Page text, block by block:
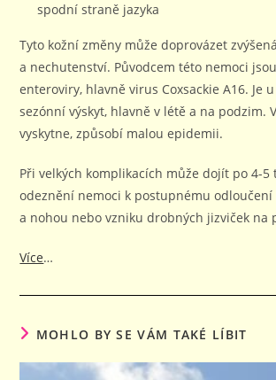
spodní straně jazyka
Tyto kožní změny může doprovázet
a nechutenství. Původcem této nemoci
enteroviry, hlavně virus Coxsackie A16. Je
sezónní výskyt, hlavně v létě a na podzim.
vyskytne, způsobí malou epidemii.
Při velkých komplikacích může dojít po 4-5
odeznění nemoci k postupnému
a nohou nebo vzniku drobných jizviček na
Více…
MOHLO BY SE VÁM TAKÉ LÍBIT